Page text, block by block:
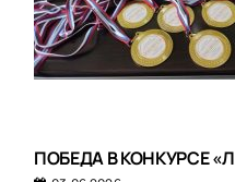
ПОБЕДА В КОНКУРСЕ